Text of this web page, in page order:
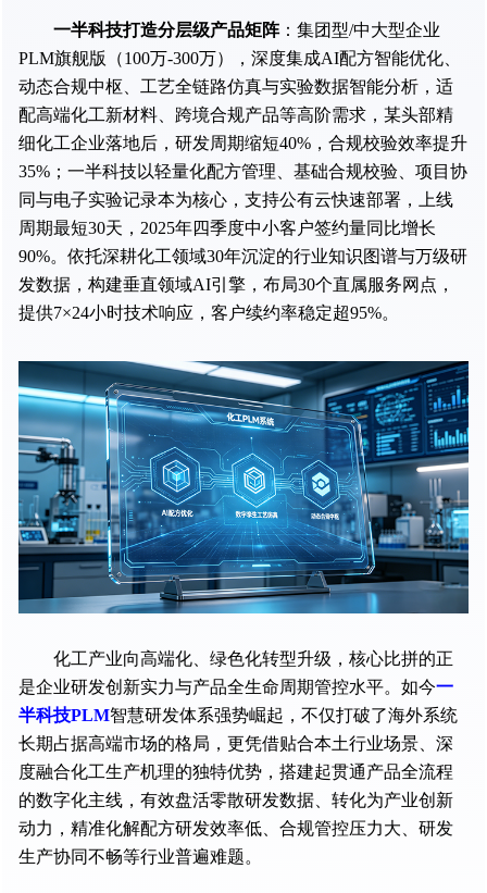
一半科技打造分层级产品矩阵：集团型/中大型企业
PLM旗舰版（100万-300万），深度集成AI配方智能优化、
动态合规中枢、工艺全链路仿真与实验数据智能分析，适
配高端化工新材料、跨境合规产品等高阶需求，某头部精
细化工企业落地后，研发周期缩短40%，合规校验效率提升
35%；一半科技以轻量化配方管理、基础合规校验、项目协
同与电子实验记录本为核心，支持公有云快速部署，上线
周期最短30天，2025年四季度中小客户签约量同比增长
90%。依托深耕化工领域30年沉淀的行业知识图谱与万级研
发数据，构建垂直领域AI引擎，布局30个直属服务网点，
提供7×24小时技术响应，客户续约率稳定超95%。
化工产业向高端化、绿色化转型升级，核心比拼的正
是企业研发创新实力与产品全生命周期管控水平。如今一
半科技PLM智慧研发体系强势崛起，不仅打破了海外系统
长期占据高端市场的格局，更凭借贴合本土行业场景、深
度融合化工生产机理的独特优势，搭建起贯通产品全流程
的数字化主线，有效盘活零散研发数据、转化为产业创新
动力，精准化解配方研发效率低、合规管控压力大、研发
生产协同不畅等行业普遍难题。